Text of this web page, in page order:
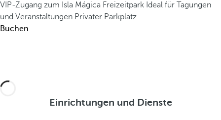
VIP-Zugang zum Isla Mágica Freizeitpark Ideal für Tagungen
und Veranstaltungen Privater Parkplatz
Buchen
Einrichtungen und Dienste